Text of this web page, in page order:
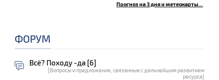
Прогноз на 3 дня и метеокарты...
ФОРУМ
Всё? Походу -да [6]
[Вопросы и предложения, связанные с дальнейшим развитием
ресурса]